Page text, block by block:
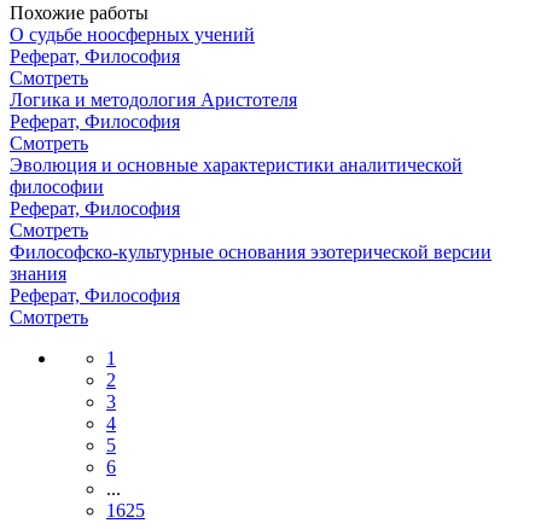
Похожие работы
О судьбе ноосферных учений
Реферат, Философия
Смотреть
Логика и методология Аристотеля
Реферат, Философия
Смотреть
Эволюция и основные характеристики аналитической
философии
Реферат, Философия
Смотреть
Философско-культурные основания эзотерической версии
знания
Реферат, Философия
Смотреть
1
2
3
4
5
6
...
1625